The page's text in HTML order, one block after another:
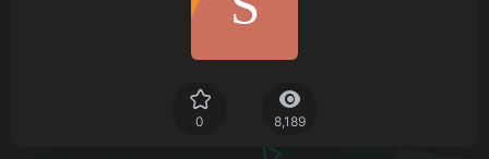
0 8,189